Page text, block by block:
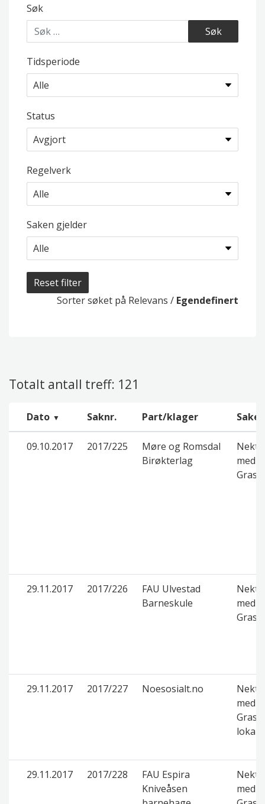
Søk
Tidsperiode
Status
Regelverk
Saken gjelder
Reset filter
Sorter søket på Relevans / Egendefinert
Totalt antall treff: 121
Dato Saknr. Part/klager
09.10.2017 2017/225
Møre og Romsdal
Birøkterlag
med
29.11.2017 2017/226
FAU Ulvestad
Barneskule
med
29.11.2017 2017/227 Noesosialt.no
med
lokal
29.11.2017 2017/228
FAU Espira
Kniveåsen
med